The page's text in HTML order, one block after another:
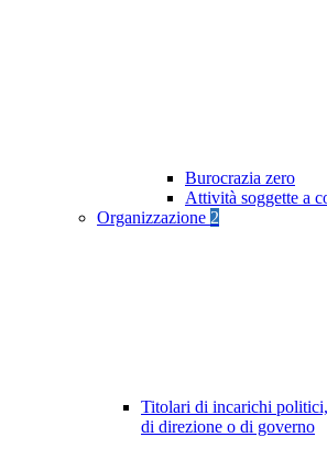
Burocrazia zero
Attività soggette a
Organizzazione 2
Titolari di incarichi
di direzione o di governo